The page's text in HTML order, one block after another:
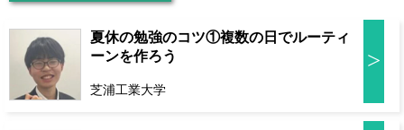
夏休の勉強のコツ①複数の日でルーティ
ーンを作ろう
芝浦工業大学
>